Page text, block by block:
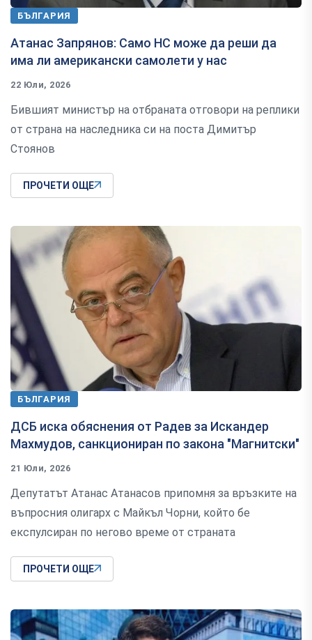
БЪЛГАРИЯ
Атанас Запрянов: Само НС може да реши да
има ли американски самолети у нас
22 Юли, 2026
Бившият министър на отбраната отговори на реплики
от страна на наследника си на поста Димитър
Стоянов
ПРОЧЕТИ ОЩЕ
БЪЛГАРИЯ
ДСБ иска обяснения от Радев за Искандер
Махмудов, санкциониран по закона "Магнитски"
21 Юли, 2026
Депутатът Атанас Атанасов припомня за връзките на
въпросния олигарх с Майкъл Чорни, който бе
експулсиран по негово време от страната
ПРОЧЕТИ ОЩЕ